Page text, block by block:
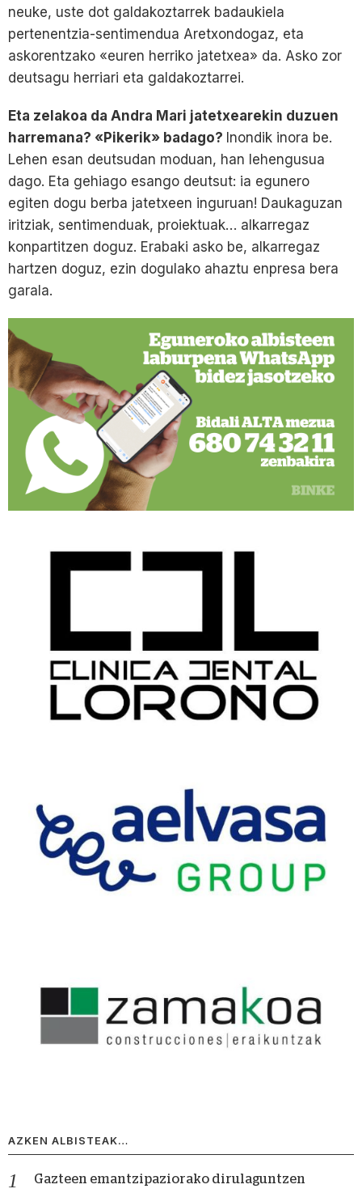
neuke, uste dot galdakoztarrek badaukiela
pertenentzia-sentimendua Aretxondogaz, eta
askorentzako «euren herriko jatetxea» da. Asko zor
deutsagu herriari eta galdakoztarrei.
Eta zelakoa da Andra Mari jatetxearekin duzuen
harremana? «Pikerik» badago? Inondik inora be.
Lehen esan deutsudan moduan, han lehengusua
dago. Eta gehiago esango deutsut: ia egunero
egiten dogu berba jatetxeen inguruan! Daukaguzan
iritziak, sentimenduak, proiektuak… alkarregaz
konpartitzen doguz. Erabaki asko be, alkarregaz
hartzen doguz, ezin dogulako ahaztu enpresa bera
garala.
AZKEN ALBISTEAK…
Gazteen emantzipaziorako dirulaguntzen